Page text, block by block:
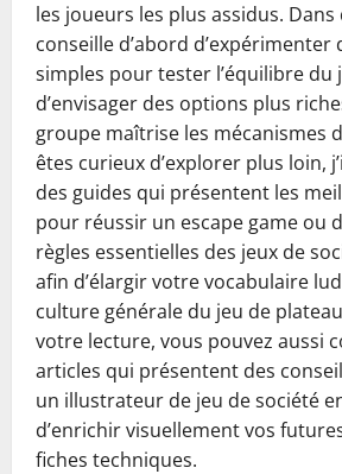
les joueurs les plus assidus. Dans
conseille d’abord d’expérimenter
simples pour tester l’équilibre du
d’envisager des options plus
groupe maîtrise les mécanismes
êtes curieux d’explorer plus loin,
des guides qui présentent les
pour réussir un escape game ou
règles essentielles des jeux de
afin d’élargir votre vocabulaire
culture générale du jeu de
votre lecture, vous pouvez aussi
articles qui présentent des
un illustrateur de jeu de société
d’enrichir visuellement vos
fiches techniques.